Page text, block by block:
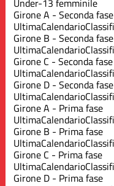
Girone A - Seconda fase
UltimaCalendario
Girone B - Seconda fase
UltimaCalendario
Girone C - Seconda fase
UltimaCalendario
Girone D - Seconda fase
UltimaCalendario
Girone A - Prima fase
UltimaCalendario
Girone B - Prima fase
UltimaCalendario
Girone C - Prima fase
UltimaCalendario
Girone D - Prima fase